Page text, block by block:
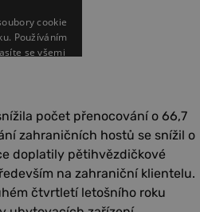
počet přenocování o 66,7
zahraničních hostů se snížil o
doplatily pětihvězdičkové
na zahraniční klientelu.
čtvrtletí letošního roku